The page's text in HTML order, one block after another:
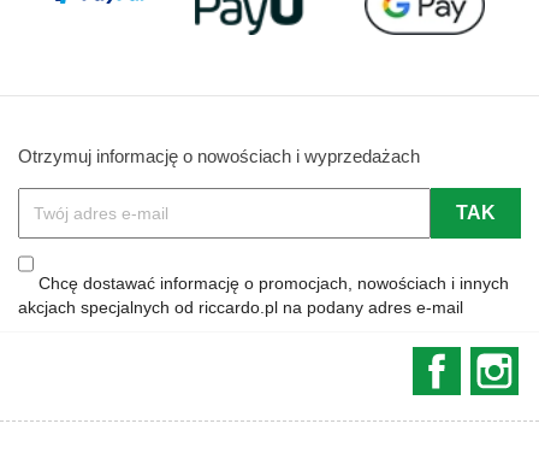
Otrzymuj informację o nowościach i wyprzedażach
Chcę dostawać informację o promocjach, nowościach i innych
akcjach specjalnych od riccardo.pl na podany adres e-mail